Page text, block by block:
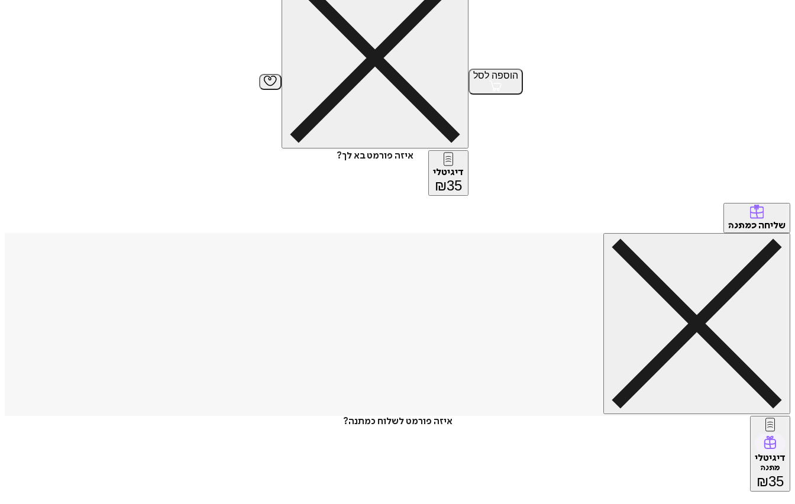
הוספה לסל
איזה פורמט בא לך?
דיגיטלי
₪35
שליחה כמתנה
איזה פורמט לשלוח כמתנה?
דיגיטלי
מתנה
₪35